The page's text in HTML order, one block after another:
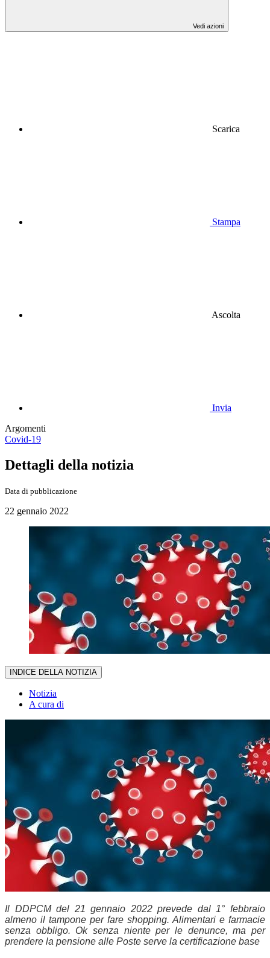
Vedi azioni
Scarica
Stampa
Ascolta
Invia
Argomenti
Covid-19
Dettagli della notizia
Data di pubblicazione
22 gennaio 2022
INDICE DELLA NOTIZIA
Notizia
A cura di
Il DDPCM del 21 gennaio 2022 prevede dal 1° febbraio
almeno il tampone per fare shopping. Alimentari e farmacie
senza obbligo. Ok senza niente per le denunce, ma per
prendere la pensione alle Poste serve la certificazione base